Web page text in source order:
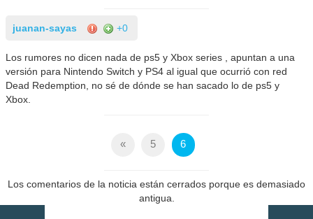
juanan-sayas +0
Los rumores no dicen nada de ps5 y Xbox series , apuntan a una
versión para Nintendo Switch y PS4 al igual que ocurrió con red
Dead Redemption, no sé de dónde se han sacado lo de ps5 y
Xbox.
« 5 6
Los comentarios de la noticia están cerrados porque es demasiado
antigua.